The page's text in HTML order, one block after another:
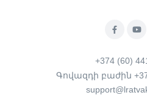
+374 (60)
Գովազդի բաժին